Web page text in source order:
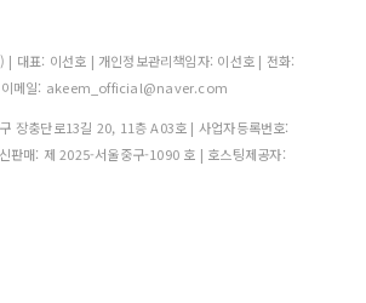
대표: 이선호 | 개인정보관리책임자: 이선호 | 전화:
메일: akeem_official@naver.com
장충단로13길 20, 11층 A03호 | 사업자등록번호:
판매: 제 2025-서울중구-1090 호 | 호스팅제공자: